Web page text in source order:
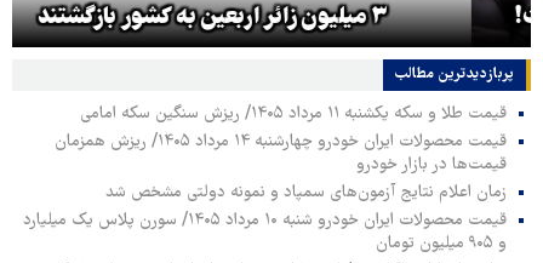
۳ میلیون زائر اربعین به کشور بازگشتند
پربازدیدترین‌ مطالب
قیمت طلا و سکه یکشنبه ۱۱ مرداد ۱۴۰۵/ ریزش سنگین سکه امامی
قیمت محصولات ایران خودرو چهارشنبه ۱۴ مرداد ۱۴۰۵/ ریزش همزمان
قیمت‌ها در بازار خودرو
زمان اعلام نتایج آزمون‌های سمپاد و نمونه دولتی مشخص شد
قیمت محصولات ایران خودرو شنبه ۱۰ مرداد ۱۴۰۵/ سورن پلاس یک میلیارد
و ۹۰۵ میلیون تومان